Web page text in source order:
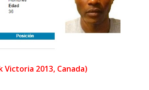
Victoria 2013, Canada)